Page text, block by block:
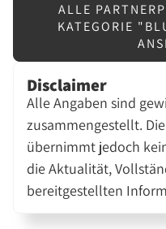
ALLE
KATEGORIE
Disclaimer
Alle Angaben sind
zusammengestellt.
übernimmt jedoch
die Aktualität,
bereitgestellten